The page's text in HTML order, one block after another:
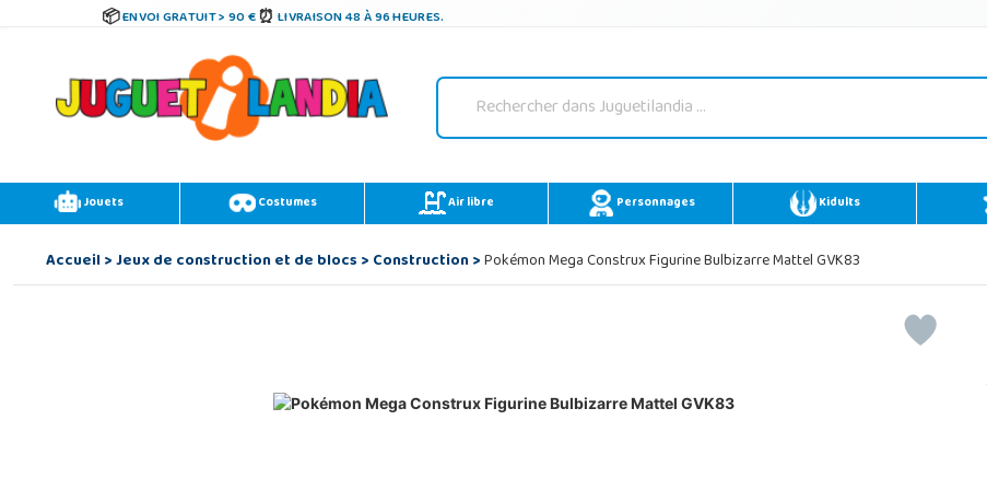
ENVOI GRATUIT > 90 € LIVRAISON 48 À 96 HEURES.
Jouets Costumes Air libre Personnages Kidults
Accueil>Jeux de construction et de blocs>Construction>Pokémon Mega Construx Figurine Bulbizarre Mattel GVK83